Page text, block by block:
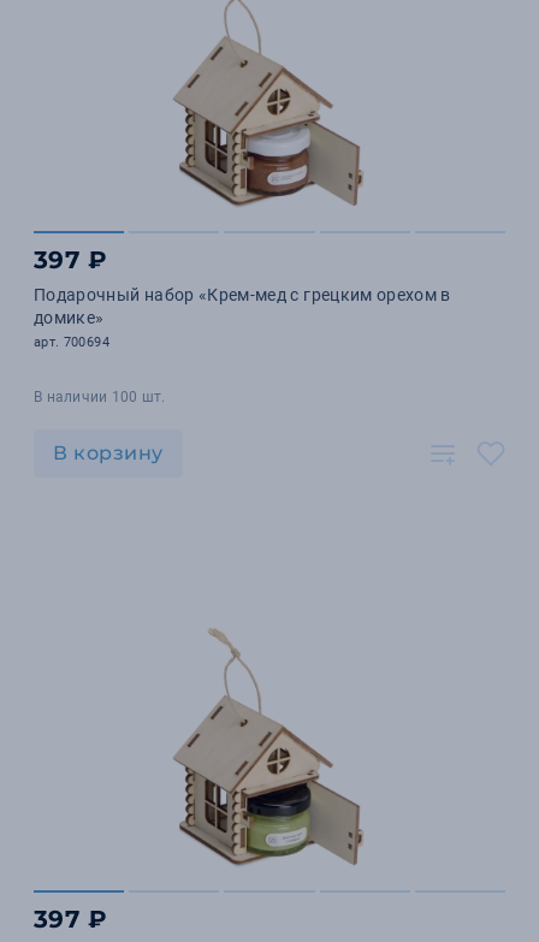
397 ₽
Подарочный набор «Крем-мед с грецким орехом в
домике»
арт. 700694
В наличии 100 шт.
В корзину
397 ₽